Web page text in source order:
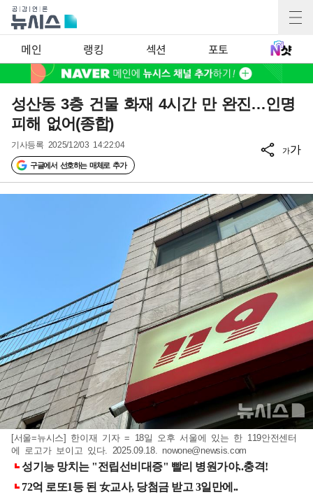
메인 랭킹 섹션 포토
성산동 3층 건물 화재 4시간 만 완진…인명
피해 없어(종합)
기사등록 2025/12/03 14:22:04
구글에서 선호하는 매체로 추가
가가
[서울=뉴시스] 한이재 기자 = 18일 오후 서울에 있는 한 119안전센터
에 로고가 보이고 있다. 2025.09.18. nowone@newsis.com